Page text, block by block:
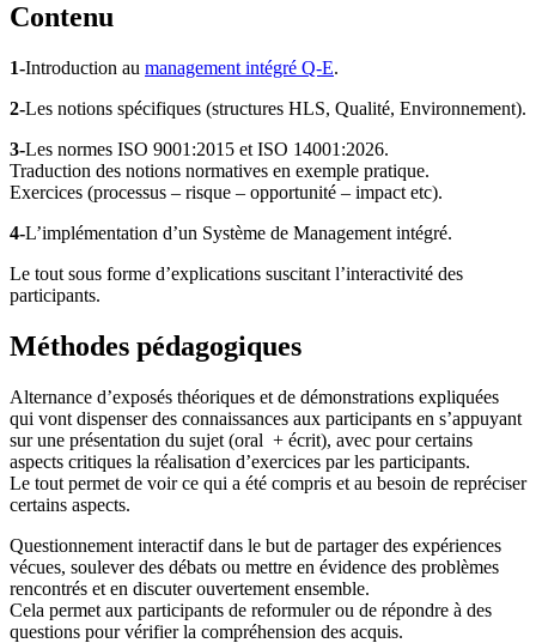
Contenu
1-Introduction au management intégré Q-E.
2-Les notions spécifiques (structures HLS, Qualité, Environnement).
3-Les normes ISO 9001:2015 et ISO 14001:2026.
Traduction des notions normatives en exemple pratique.
Exercices (processus – risque – opportunité – impact etc).
4-L’implémentation d’un Système de Management intégré.
Le tout sous forme d’explications suscitant l’interactivité des
participants.
Méthodes pédagogiques
Alternance d’exposés théoriques et de démonstrations expliquées
qui vont dispenser des connaissances aux participants en s’appuyant
sur une présentation du sujet (oral + écrit), avec pour certains
aspects critiques la réalisation d’exercices par les participants.
Le tout permet de voir ce qui a été compris et au besoin de repréciser
certains aspects.
Questionnement interactif dans le but de partager des expériences
vécues, soulever des débats ou mettre en évidence des problèmes
rencontrés et en discuter ouvertement ensemble.
Cela permet aux participants de reformuler ou de répondre à des
questions pour vérifier la compréhension des acquis.